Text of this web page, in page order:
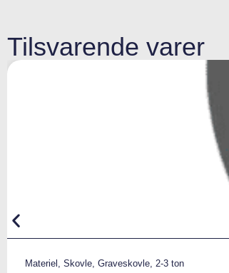
Tilsvarende varer
Materiel , Skovle, Graveskovle, 2-3 ton